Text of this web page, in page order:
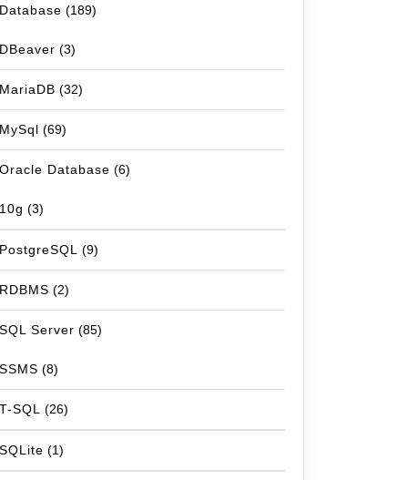
Database (189)
DBeaver (3)
MariaDB (32)
MySql (69)
Oracle Database (6)
10g (3)
PostgreSQL (9)
RDBMS (2)
SQL Server (85)
SSMS (8)
T-SQL (26)
SQLite (1)